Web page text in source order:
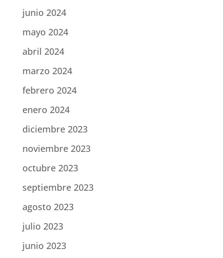
junio 2024
mayo 2024
abril 2024
marzo 2024
febrero 2024
enero 2024
diciembre 2023
noviembre 2023
octubre 2023
septiembre 2023
agosto 2023
julio 2023
junio 2023